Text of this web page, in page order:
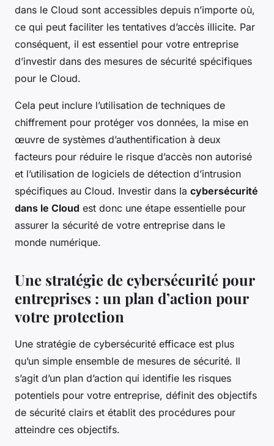
dans le Cloud sont accessibles depuis n’importe où,
ce qui peut faciliter les tentatives d’accès illicite. Par
conséquent, il est essentiel pour votre entreprise
d’investir dans des mesures de sécurité spécifiques
pour le Cloud.
Cela peut inclure l’utilisation de techniques de
chiffrement pour protéger vos données, la mise en
œuvre de systèmes d’authentification à deux
facteurs pour réduire le risque d’accès non autorisé
et l’utilisation de logiciels de détection d’intrusion
spécifiques au Cloud. Investir dans la cybersécurité
dans le Cloud est donc une étape essentielle pour
assurer la sécurité de votre entreprise dans le
monde numérique.
Une stratégie de cybersécurité pour
entreprises : un plan d’action pour
votre protection
Une stratégie de cybersécurité efficace est plus
qu’un simple ensemble de mesures de sécurité. Il
s’agit d’un plan d’action qui identifie les risques
potentiels pour votre entreprise, définit des objectifs
de sécurité clairs et établit des procédures pour
atteindre ces objectifs.